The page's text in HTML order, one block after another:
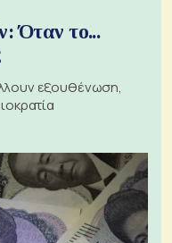
Όταν το...
εξουθένωση,